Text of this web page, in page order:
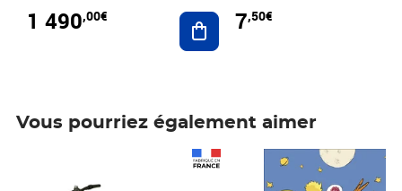
1 490,00€ Ajouter au panier
7,50€
Vous pourriez également aimer
Prix 7,50€